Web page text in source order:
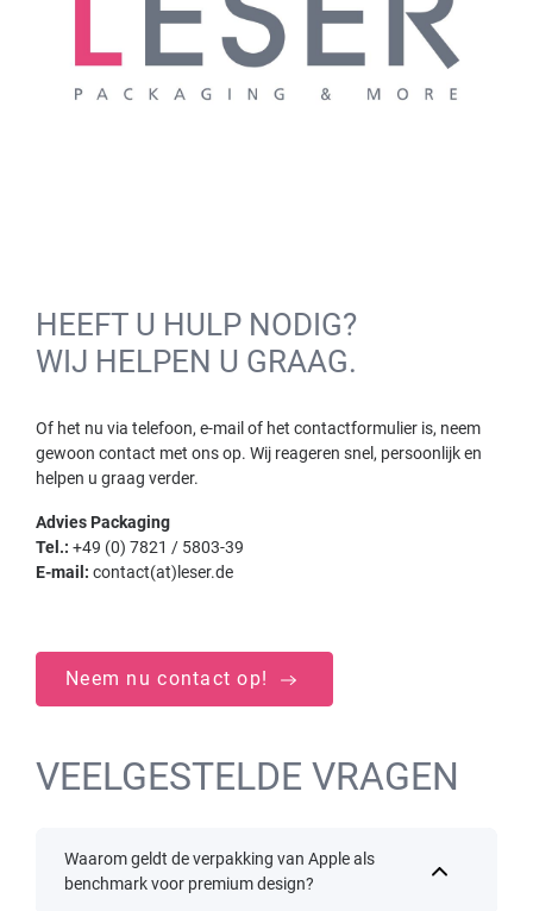
HEEFT U HULP NODIG?
WIJ HELPEN U GRAAG.
Of het nu via telefoon, e-mail of het contactformulier is, neem
gewoon contact met ons op. Wij reageren snel, persoonlijk en
helpen u graag verder.
Advies Packaging
Tel.: +49 (0) 7821 / 5803-39
E-mail: contact(at)leser.de
Neem nu contact op!
VEELGESTELDE VRAGEN
Waarom geldt de verpakking van Apple als
benchmark voor premium design?